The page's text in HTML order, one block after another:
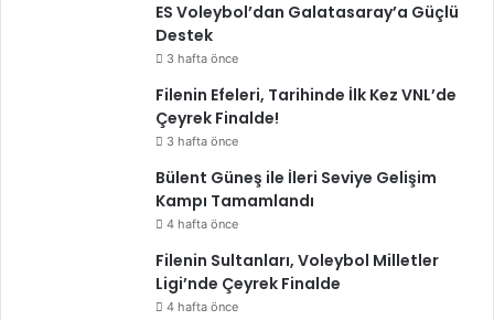
ES Voleybol’dan Galatasaray’a Güçlü
Destek
3 hafta önce
Filenin Efeleri, Tarihinde İlk Kez VNL’de
Çeyrek Finalde!
3 hafta önce
Bülent Güneş ile İleri Seviye Gelişim
Kampı Tamamlandı
4 hafta önce
Filenin Sultanları, Voleybol Milletler
Ligi’nde Çeyrek Finalde
4 hafta önce